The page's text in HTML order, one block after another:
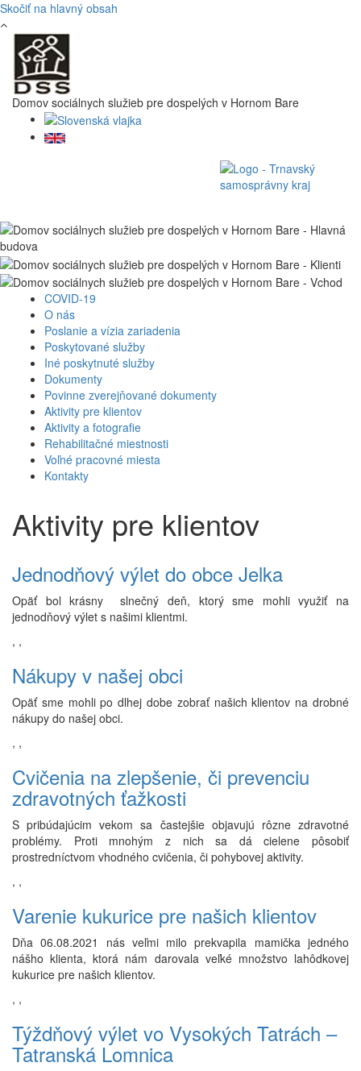
Skočiť na hlavný obsah
Domov sociálnych služieb pre dospelých v Hornom Bare
COVID-19
O nás
Poslanie a vízia zariadenia
Poskytované služby
Iné poskytnuté služby
Dokumenty
Povinne zverejňované dokumenty
Aktivity pre klientov
Aktivity a fotografie
Rehabilitačné miestnosti
Voľné pracovné miesta
Kontakty
Aktivity pre klientov
Jednodňový výlet do obce Jelka
Opäť bol krásny slnečný deň, ktorý sme mohli využiť na
jednodňový výlet s našimi klientmi.
, ,
Nákupy v našej obci
Opäť sme mohli po dlhej dobe zobrať našich klientov na drobné
nákupy do našej obci.
, ,
Cvičenia na zlepšenie, či prevenciu
zdravotných ťažkosti
S pribúdajúcim vekom sa častejšie objavujú rôzne zdravotné
problémy. Proti mnohým z nich sa dá cielene pôsobiť
prostredníctvom vhodného cvičenia, či pohybovej aktivity.
, ,
Varenie kukurice pre našich klientov
Dňa 06.08.2021 nás veľmi milo prekvapila mamička jedného
nášho klienta, ktorá nám darovala veľké množstvo lahôdkovej
kukurice pre našich klientov.
, ,
Týždňový výlet vo Vysokých Tatrách –
Tatranská Lomnica